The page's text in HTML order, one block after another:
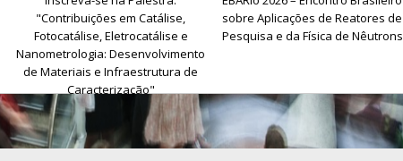
"Contribuições em Catálise,
Fotocatálise, Eletrocatálise e
Nanometrologia: Desenvolvimento
de Materiais e Infraestrutura de
Caracterização"
sobre Aplicações de Reatores de
Pesquisa e da Física de Nêutrons